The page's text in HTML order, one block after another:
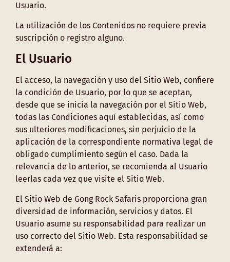
Usuario.
La utilización de los Contenidos no requiere previa
suscripción o registro alguno.
El Usuario
El acceso, la navegación y uso del Sitio Web, confiere
la condición de Usuario, por lo que se aceptan,
desde que se inicia la navegación por el Sitio Web,
todas las Condiciones aquí establecidas, así como
sus ulteriores modificaciones, sin perjuicio de la
aplicación de la correspondiente normativa legal de
obligado cumplimiento según el caso. Dada la
relevancia de lo anterior, se recomienda al Usuario
leerlas cada vez que visite el Sitio Web.
El Sitio Web de Gong Rock Safaris proporciona gran
diversidad de información, servicios y datos. El
Usuario asume su responsabilidad para realizar un
uso correcto del Sitio Web. Esta responsabilidad se
extenderá a: